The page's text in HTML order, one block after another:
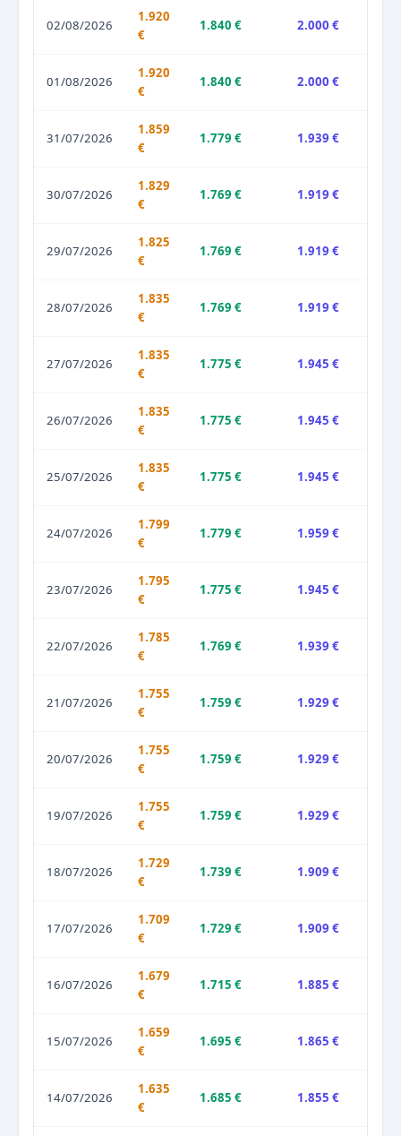
02/08/2026
1.920
€
1.840 € 2.000 €
01/08/2026
1.920
€
1.840 € 2.000 €
31/07/2026
1.859
€
1.779 € 1.939 €
30/07/2026
1.829
€
1.769 € 1.919 €
29/07/2026
1.825
€
1.769 € 1.919 €
28/07/2026
1.835
€
1.769 € 1.919 €
27/07/2026
1.835
€
1.775 € 1.945 €
26/07/2026
1.835
€
1.775 € 1.945 €
25/07/2026
1.835
€
1.775 € 1.945 €
24/07/2026
1.799
€
1.779 € 1.959 €
23/07/2026
1.795
€
1.775 € 1.945 €
22/07/2026
1.785
€
1.769 € 1.939 €
21/07/2026
1.755
€
1.759 € 1.929 €
20/07/2026
1.755
€
1.759 € 1.929 €
19/07/2026
1.755
€
1.759 € 1.929 €
18/07/2026
1.729
€
1.739 € 1.909 €
17/07/2026
1.709
€
1.729 € 1.909 €
16/07/2026
1.679
€
1.715 € 1.885 €
15/07/2026
1.659
€
1.695 € 1.865 €
14/07/2026
1.635
€
1.685 € 1.855 €